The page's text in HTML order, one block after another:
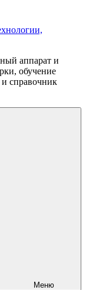
аппарат и
обучение
справочник
Меню